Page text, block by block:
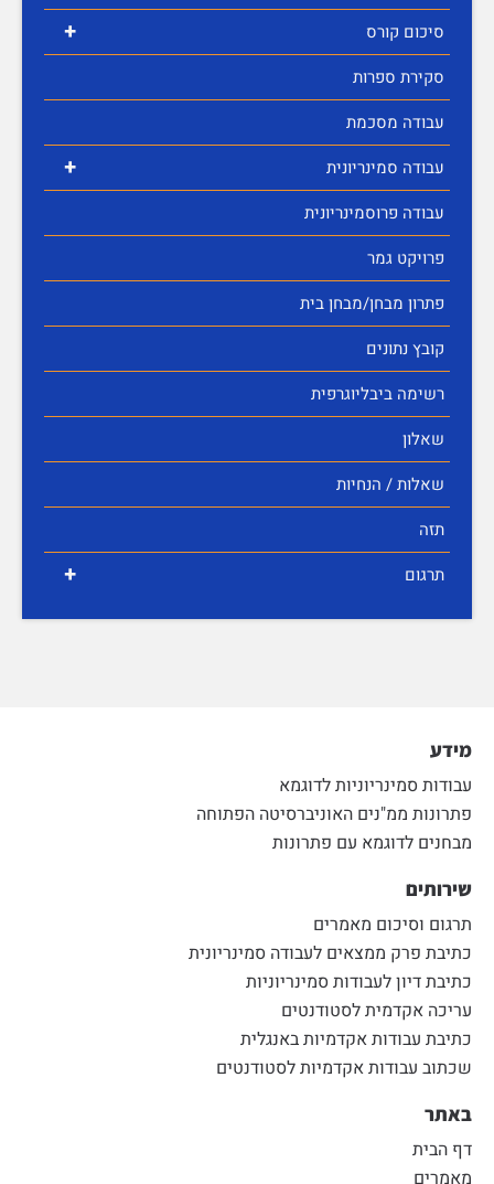
+
סיכום קורס
סקירת ספרות
עבודה מסכמת
+
עבודה סמינריונית
עבודה פרוסמינריונית
פרויקט גמר
פתרון מבחן/מבחן בית
קובץ נתונים
רשימה ביבליוגרפית
שאלון
שאלות / הנחיות
תזה
+ תרגום
מידע
עבודות סמינריוניות לדוגמא
פתרונות ממ"נים האוניברסיטה הפתוחה
מבחנים לדוגמא עם פתרונות
שירותים
תרגום וסיכום מאמרים
כתיבת פרק ממצאים לעבודה סמינריונית
כתיבת דיון לעבודות סמינריוניות
עריכה אקדמית לסטודנטים
כתיבת עבודות אקדמיות באנגלית
שכתוב עבודות אקדמיות לסטודנטים
באתר
דף הבית
מאמרים